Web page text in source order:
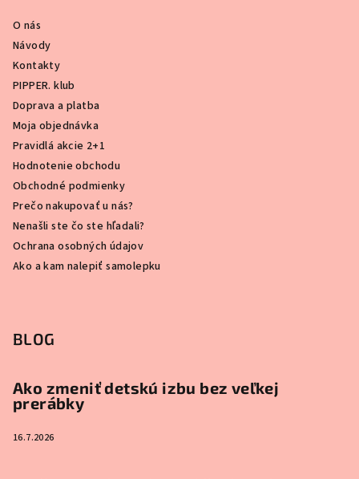
O nás
Návody
Kontakty
PIPPER. klub
Doprava a platba
Moja objednávka
Pravidlá akcie 2+1
Hodnotenie obchodu
Obchodné podmienky
Prečo nakupovať u nás?
Nenašli ste čo ste hľadali?
Ochrana osobných údajov
Ako a kam nalepiť samolepku
BLOG
Ako zmeniť detskú izbu bez veľkej
prerábky
16.7.2026